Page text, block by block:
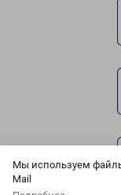
Мы используем
Mail